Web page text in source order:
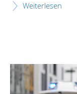
Weiterlesen